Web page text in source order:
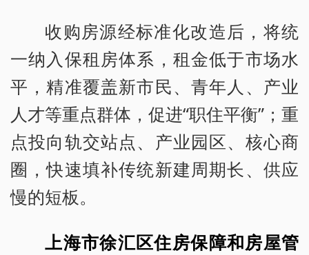
收购房源经标准化改造后，将统
一纳入保租房体系，租金低于市场水
平，精准覆盖新市民、青年人、产业
人才等重点群体，促进“职住平衡”；重
点投向轨交站点、产业园区、核心商
圈，快速填补传统新建周期长、供应
慢的短板。
上海市徐汇区住房保障和房屋管